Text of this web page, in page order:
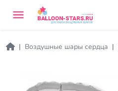
Воздушные шары сердца